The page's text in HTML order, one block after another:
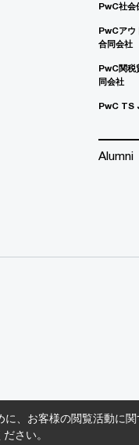
、お客様の閲覧活動に関
さい。
PwC社会
PwCアウ
合同会社
PwC関税
同会社
PwC TS
Alumni